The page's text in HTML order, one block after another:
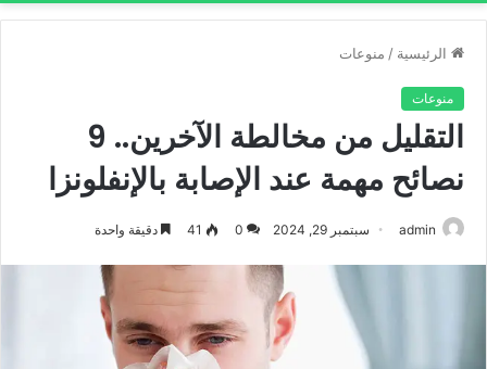
الرئيسية / منوعات
منوعات
التقليل من مخالطة الآخرين.. 9
نصائح مهمة عند الإصابة بالإنفلونزا
admin سبتمبر 29, 2024 0
41 دقيقة واحدة